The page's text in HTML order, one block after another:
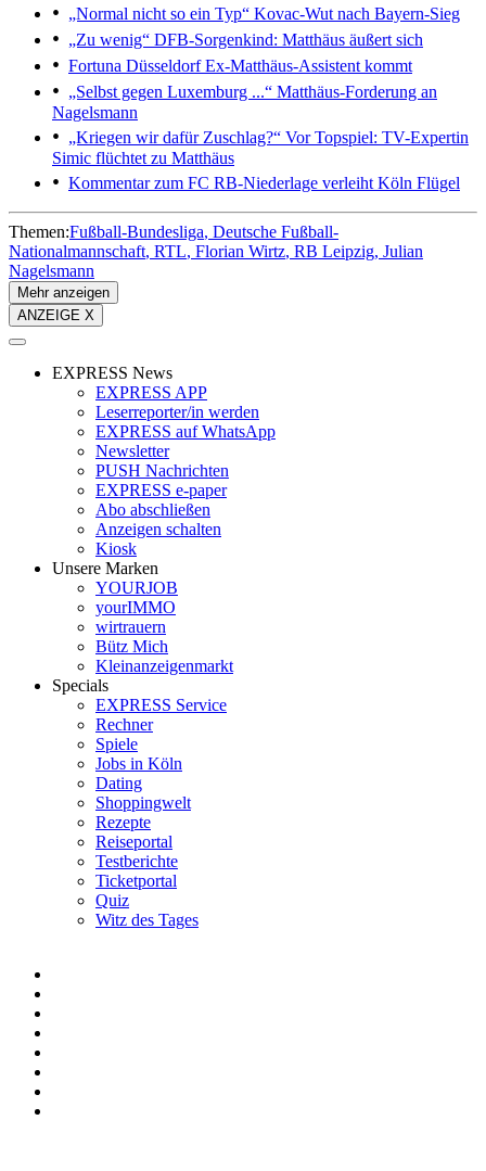
„Normal nicht so ein Typ“ Kovac-Wut nach Bayern-Sieg
„Zu wenig“ DFB-Sorgenkind: Matthäus äußert sich
Fortuna DüsseldorfEx-Matthäus-Assistent kommt
„Selbst gegen Luxemburg ...“ Matthäus-Forderung an
Nagelsmann
„Kriegen wir dafür Zuschlag?“ Vor Topspiel: TV-Expertin
Simic flüchtet zu Matthäus
Kommentar zum FC RB-Niederlage verleiht Köln Flügel
Themen:Fußball-Bundesliga Deutsche Fußball-
Nationalmannschaft RTL Florian Wirtz RB Leipzig Julian
Nagelsmann
Mehr anzeigen
ANZEIGE X
EXPRESS News
EXPRESS APP
Leserreporter/in werden
EXPRESS auf WhatsApp
Newsletter
PUSH Nachrichten
EXPRESS e-paper
Abo abschließen
Anzeigen schalten
Kiosk
Unsere Marken
YOURJOB
yourIMMO
wirtrauern
Bütz Mich
Kleinanzeigenmarkt
Specials
EXPRESS Service
Rechner
Spiele
Jobs in Köln
Dating
Shoppingwelt
Rezepte
Reiseportal
Testberichte
Ticketportal
Quiz
Witz des Tages